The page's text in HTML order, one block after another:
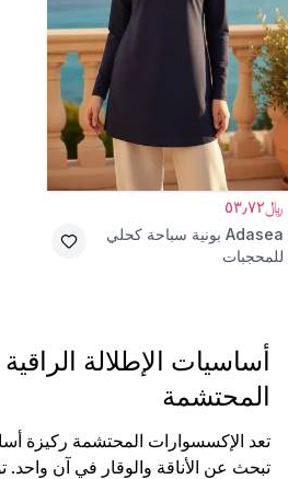
﷼٥٣٫٧٢
Adasea بونية سباحة كحلي
للمحجبات
أساسيات الإطلالة
المحتشمة
تعد الإكسسوارات المحتشمة ركيزة
تبحث عن الأناقة والوقار في آن واحد.